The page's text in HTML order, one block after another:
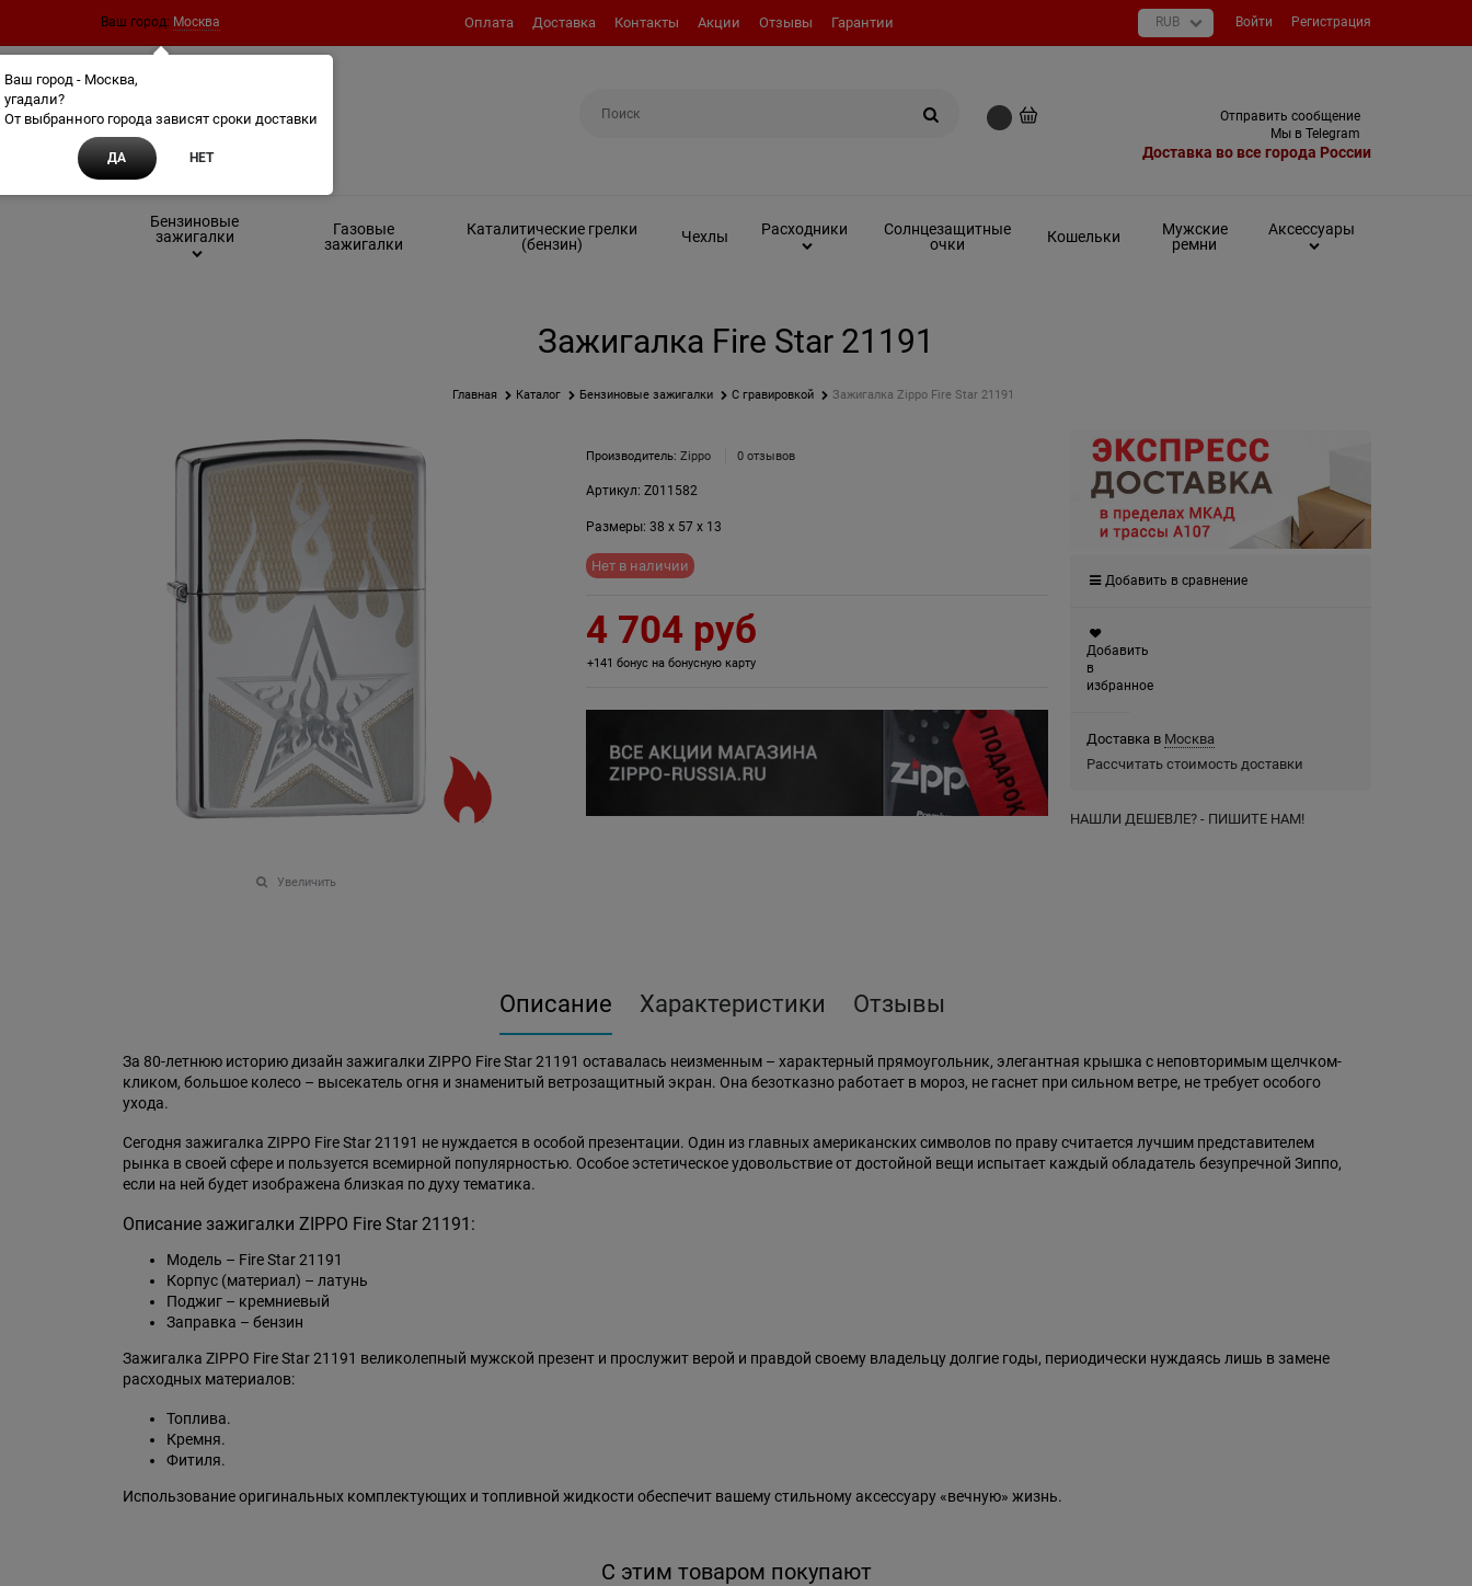
Ваш город: Москва Оплата Доставка Контакты Акции Отзывы Гарантии Войти Регистрация
Отправить сообщение
Мы в Telegram
Доставка во все города России
Бензиновые
зажигалки
Газовые
зажигалки
Каталитические грелки
(бензин)
Чехлы Расходники
Солнцезащитные
очки
Кошельки
Мужские
ремни
Аксессуары
Зажигалка Fire Star 21191
Главная Каталог Бензиновые зажигалки С гравировкой Зажигалка Zippo Fire Star 21191
Увеличить
Производитель: Zippo 0 отзывов
Артикул: Z011582
Размеры: 38 x 57x 13
Нет в наличии
4 704 руб
+141 бонус на бонусную карту
Добавить в сравнение
Добавить
в
избранное
Доставка в Москва
Рассчитать стоимость доставки
НАШЛИ ДЕШЕВЛЕ? - ПИШИТЕ НАМ!
Описание Характеристики Отзывы
За 80-летнюю историю дизайн зажигалки ZIPPO Fire Star 21191 оставалась неизменным – характерный прямоугольник, элегантная крышка с неповторимым щелчком-
кликом, большое колесо – высекатель огня и знаменитый ветрозащитный экран. Она безотказно работает в мороз, не гаснет при сильном ветре, не требует особого
ухода.
Сегодня зажигалка ZIPPO Fire Star 21191 не нуждается в особой презентации. Один из главных американских символов по праву считается лучшим представителем
рынка в своей сфере и пользуется всемирной популярностью. Особое эстетическое удовольствие от достойной вещи испытает каждый обладатель безупречной Зиппо,
если на ней будет изображена близкая по духу тематика.
Описание зажигалки ZIPPO Fire Star 21191:
Модель – Fire Star 21191
Корпус (материал) – латунь
Поджиг – кремниевый
Заправка – бензин
Зажигалка ZIPPO Fire Star 21191 великолепный мужской презент и прослужит верой и правдой своему владельцу долгие годы, периодически нуждаясь лишь в замене
расходных материалов:
Топлива.
Кремня.
Фитиля.
Использование оригинальных комплектующих и топливной жидкости обеспечит вашему стильному аксессуару «вечную» жизнь.
С этим товаром покупают
Ваш город - Москва,
угадали?
От выбранного города зависят сроки доставки
ДА НЕТ